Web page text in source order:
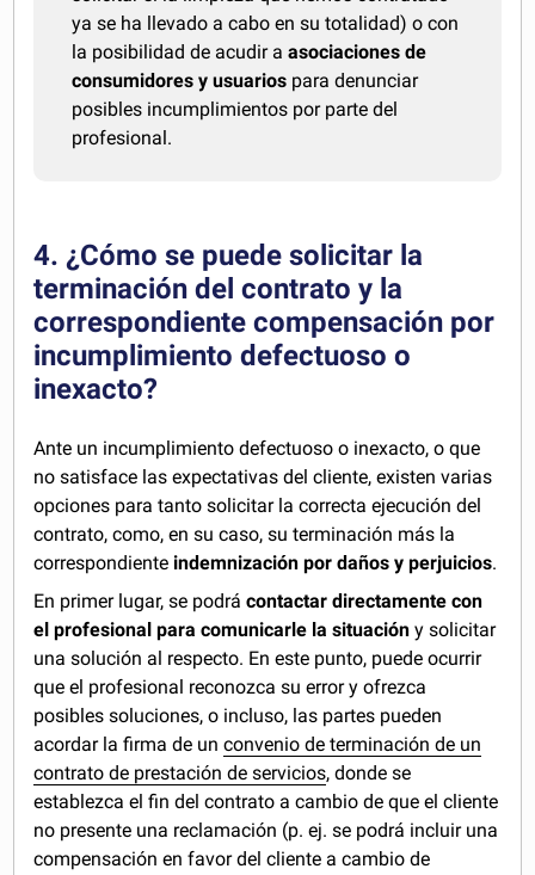
ya se ha llevado a cabo en su totalidad) o con
la posibilidad de acudir aasociaciones de
consumidores y usuarios para denunciar
posibles incumplimientos por parte del
profesional.
4. ¿Cómo se puede solicitar la
terminación del contrato y la
correspondiente compensación por
incumplimiento defectuoso o
inexacto?
Ante un incumplimiento defectuoso o inexacto, o que
no satisface las expectativas del cliente, existen varias
opciones para tanto solicitar la correcta ejecución del
contrato, como, en su caso, su terminación más la
correspondiente indemnización por daños y perjuicios.
En primer lugar, se podrácontactar directamente con
el profesional para comunicarle la situación y solicitar
una solución al respecto. En este punto, puede ocurrir
que el profesional reconozca su error y ofrezca
posibles soluciones, o incluso, las partes pueden
acordar la firma de unconvenio de terminación de un
contrato de prestación de servicios, donde se
establezca el fin del contrato a cambio de que el cliente
no presente una reclamación (p. ej. se podrá incluir una
compensación en favor del cliente a cambio de